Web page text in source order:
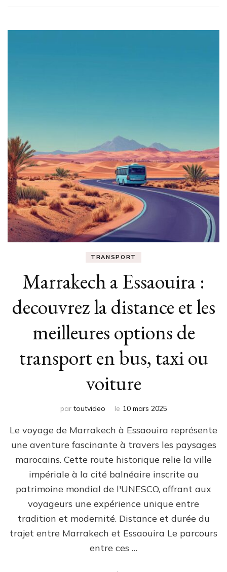
TRANSPORT
Marrakech a Essaouira :
decouvrez la distance et les
meilleures options de
transport en bus, taxi ou
voiture
par toutvideo le 10 mars 2025
Le voyage de Marrakech à Essaouira représente
une aventure fascinante à travers les paysages
marocains. Cette route historique relie la ville
impériale à la cité balnéaire inscrite au
patrimoine mondial de l'UNESCO, offrant aux
voyageurs une expérience unique entre
tradition et modernité. Distance et durée du
trajet entre Marrakech et Essaouira Le parcours
entre ces …